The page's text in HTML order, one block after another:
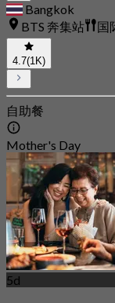
Bangkok
BTS 奔集站
国
4.7(1K)
自助餐
Mother's Day
5d